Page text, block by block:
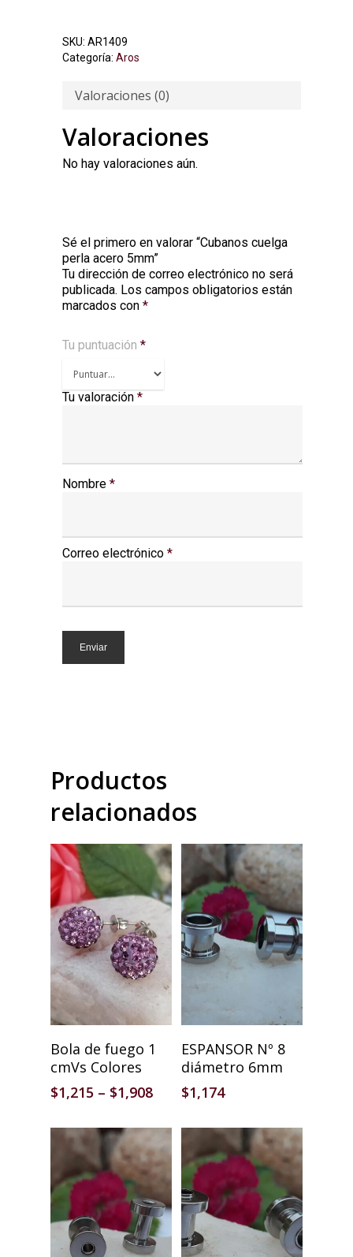
SKU: AR1409
Categoría: Aros
Valoraciones (0)
Valoraciones
No hay valoraciones aún.
Sé el primero en valorar “Cubanos cuelga
perla acero 5mm”
Tu dirección de correo electrónico no será
publicada. Los campos obligatorios están
marcados con *
Tu puntuación *
Tu valoración *
Nombre *
Correo electrónico *
Productos
relacionados
Seleccionar Opciones
Bola de fuego 1
cmVs Colores
$1,215 – $1,908
ESPANSOR Nº 8
diámetro 6mm
$1,174